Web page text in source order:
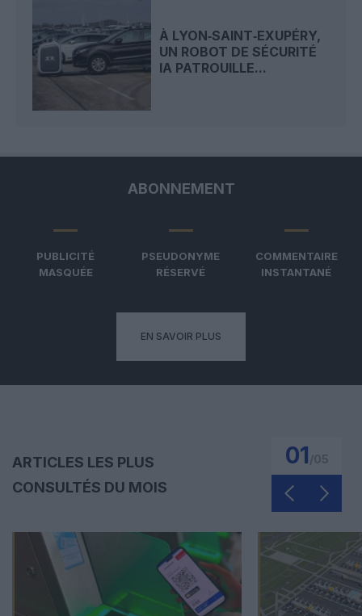
À LYON‑SAINT‑EXUPÉRY,
UN ROBOT DE SÉCURITÉ
IA PATROUILLE...
ABONNEMENT
PUBLICITÉ
MASQUÉE
PSEUDONYME
RÉSERVÉ
COMMENTAIRE
INSTANTANÉ
EN SAVOIR PLUS
ARTICLES LES PLUS
CONSULTÉS DU MOIS
01